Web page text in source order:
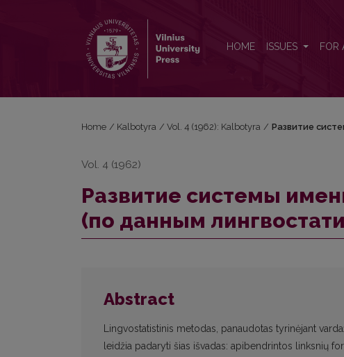
HOME ISSUES FOR
Home / Kalbotyra / Vol. 4 (1962): Kalbotyra / Развитие
Vol. 4 (1962)
Развитие системы
(по данным
Abstract
Lingvostatistinis metodas, panaudotas tyrinėjant
leidžia padaryti šias išvadas: apibendrintos linksnių